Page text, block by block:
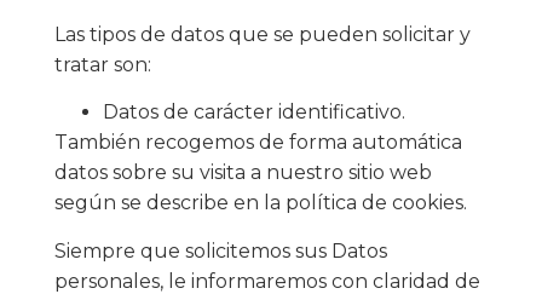
Las tipos de datos que se pueden solicitar y
tratar son:
Datos de carácter identificativo.
También recogemos de forma automática
datos sobre su visita a nuestro sitio web
según se describe en la política de cookies.
Siempre que solicitemos sus Datos
personales, le informaremos con claridad de